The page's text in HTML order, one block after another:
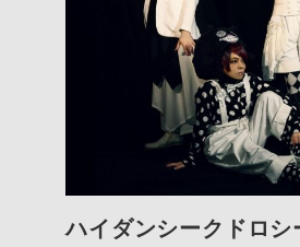
ハイダンシークドロ